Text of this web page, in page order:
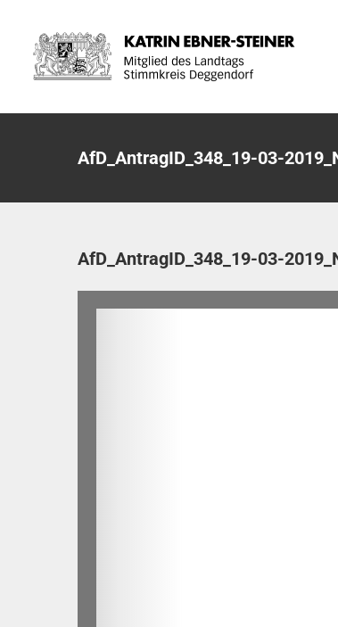
Inhalt
springen
AfD_AntragID_348_19-03-
AfD_AntragID_348_19-03-